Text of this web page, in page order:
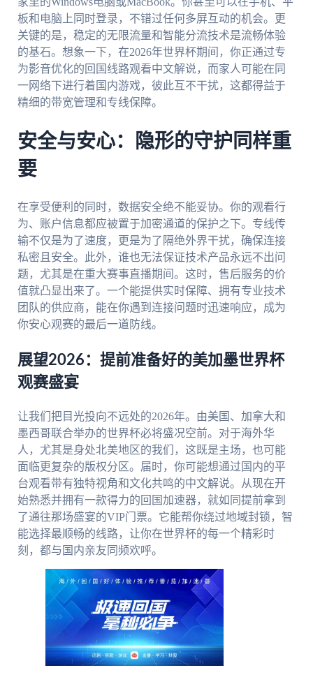
板和电脑上同时登录，不错过任何多屏互动的机会。更
关键的是，稳定的无限流量和智能分流技术是流畅体验
的基石。想象一下，在2026年世界杯期间，你正通过专
为影音优化的回国线路观看中文解说，而家人可能在同
一网络下进行着国内游戏，彼此互不干扰，这都得益于
精细的带宽管理和专线保障。
安全与安心：隐形的守护同样重
要
在享受便利的同时，数据安全绝不能妥协。你的观看行
为、账户信息都应被置于加密通道的保护之下。专线传
输不仅是为了速度，更是为了隔绝外界干扰，确保连接
私密且安全。此外，谁也无法保证技术产品永远不出问
题，尤其是在重大赛事直播期间。这时，售后服务的价
值就凸显出来了。一个能提供实时保障、拥有专业技术
团队的供应商，能在你遇到连接问题时迅速响应，成为
你安心观赛的最后一道防线。
展望2026：提前准备好的美加墨世界杯
观赛盛宴
让我们把目光投向不远处的2026年。由美国、加拿大和
墨西哥联合举办的世界杯必将盛况空前。对于海外华
人，尤其是身处北美地区的我们，这既是主场，也可能
面临更复杂的版权分区。届时，你可能想通过国内的平
台观看带有独特视角和文化共鸣的中文解说。从现在开
始熟悉并拥有一款得力的回国加速器，就如同提前拿到
了通往那场盛宴的VIP门票。它能帮你绕过地域封锁，智
能选择最顺畅的线路，让你在世界杯的每一个精彩时
刻，都与国内亲友同频欢呼。